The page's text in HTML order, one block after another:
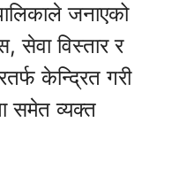
जनाएको
सेवा विस्तार र
केन्द्रित गरी
समेत व्यक्त